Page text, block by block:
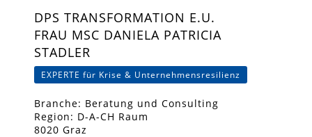
DPS TRANSFORMATION E.U.
FRAU MSC DANIELA PATRICIA
STADLER
EXPERTE für Krise & Unternehmensresilienz
Branche: Beratung und Consulting
Region: D-A-CH Raum
8020 Graz